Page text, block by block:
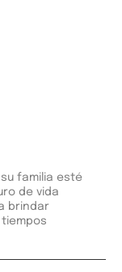
familia esté
de vida
brindar